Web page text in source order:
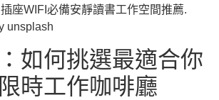
座WIFI必備安靜讀書工作空間推薦.
unsplash
如何挑選最適合你
時工作咖啡廳